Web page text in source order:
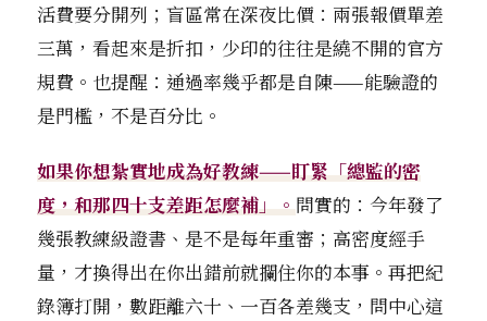
活費要分開列；盲區常在深夜比價：兩張報價單差
三萬，看起來是折扣，少印的往往是繞不開的官方
規費。也提醒：通過率幾乎都是自陳——能驗證的
是門檻，不是百分比。
如果你想紮實地成為好教練——盯緊「總監的密
度，和那四十支差距怎麼補」。問實的：今年發了
幾張教練級證書、是不是每年重審；高密度經手
量，才換得出在你出錯前就攔住你的本事。再把紀
錄簿打開，數距離六十、一百各差幾支，問中心這